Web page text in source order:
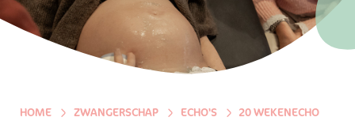
HOME ZWANGERSCHAP ECHO'S 20 WEKENECHO